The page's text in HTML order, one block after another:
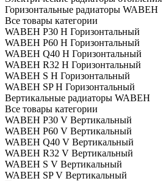
Горизонтальные радиаторы WABEH
Все товары категории
WABEH P30 H Горизонтальный
WABEH P60 H Горизонтальный
WABEH Q40 H Горизонтальный
WABEH R32 H Горизонтальный
WABEH S H Горизонтальный
WABEH SP H Горизонтальный
Вертикальные радиаторы WABEH
Все товары категории
WABEH P30 V Вертикальный
WABEH P60 V Вертикальный
WABEH Q40 V Вертикальный
WABEH R32 V Вертикальный
WABEH S V Вертикальный
WABEH SP V Вертикальный